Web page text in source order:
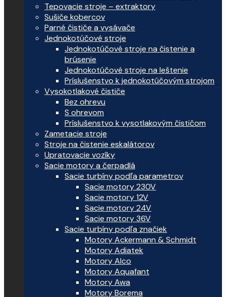
Tepovacie stroje – extraktory
Sušiče kobercov
Parné čističe a vysávače
Jednokotúčové stroje
Jednokotúčové stroje na čistenie a
brúsenie
Jednokotúčové stroje na leštenie
Príslušenstvo k jednokotúčovým strojom
Vysokotlakové čističe
Bez ohrevu
S ohrevom
Príslušenstvo k vysotlakovým čističom
Zametacie stroje
Stroje na čistenie eskalátorov
Upratovacie vozíky
Sacie motory a čerpadlá
Sacie turbíny podľa parametrov
Sacie motory 230V
Sacie motory 12V
Sacie motory 24V
Sacie motory 36V
Sacie turbíny podľa značiek
Motory Ackermann & Schmidt
Motory Adiatek
Motory Alco
Motory Aquafant
Motory Awa
Motory Borema